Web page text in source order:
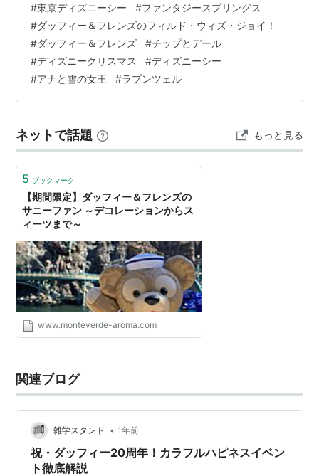
り、そしてやっぱりお買い物も楽しいですよね(*^-^*) 夕
方から混みあうのでは？？と、途中でちょろちょろ買い
物をしていました(*^-^*) そんなに時間も割けないです
が、見ているだけでも楽しいですよね。ほんとに少しし
か買い物していないですが、今回購入した物をご紹介し
ます～(*^-…
#東京ディズニーシー #ファンタジースプリングス
#ダッフィー＆フレンズのフィルド・ウィズ・ジョイ！
#ダッフィー＆フレンズ #チップとデール
#ディズニークリスマス #ディズニーシー
#アナと雪の女王 #ラプンツェル
ネットで話題 もっと見る
5 ブックマーク
【期間限定】ダッフィー＆フレンズの
サニーファン ～デコレーションからス
ィーツまで～
www.monteverde-aroma.com
関連ブログ
雑学スタンド • 1年前
祝・ダッフィー20周年！カラフルハピネスイベン
ト徹底解説